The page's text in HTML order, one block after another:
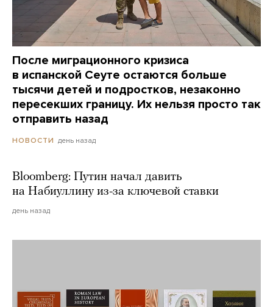
После миграционного кризиса
в испанской Сеуте остаются больше
тысячи детей и подростков, незаконно
пересекших границу. Их нельзя просто так
отправить назад
НОВОСТИ день назад
Bloomberg: Путин начал давить
на Набиуллину из-за ключевой ставки
день назад